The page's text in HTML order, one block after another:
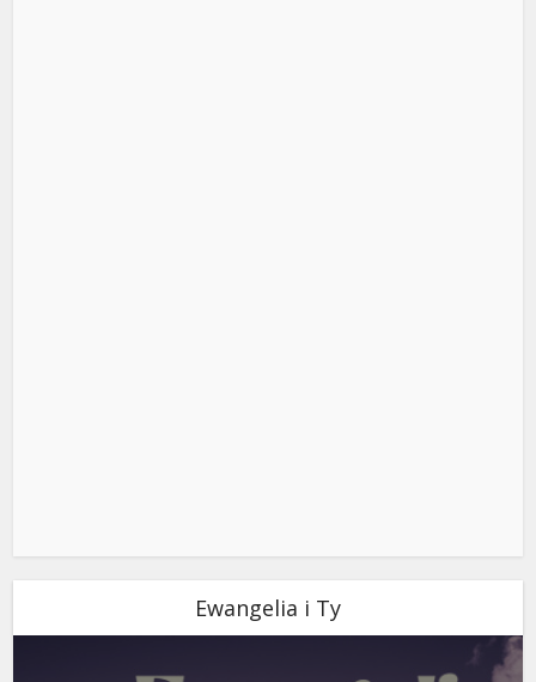
Ewangelia i Ty